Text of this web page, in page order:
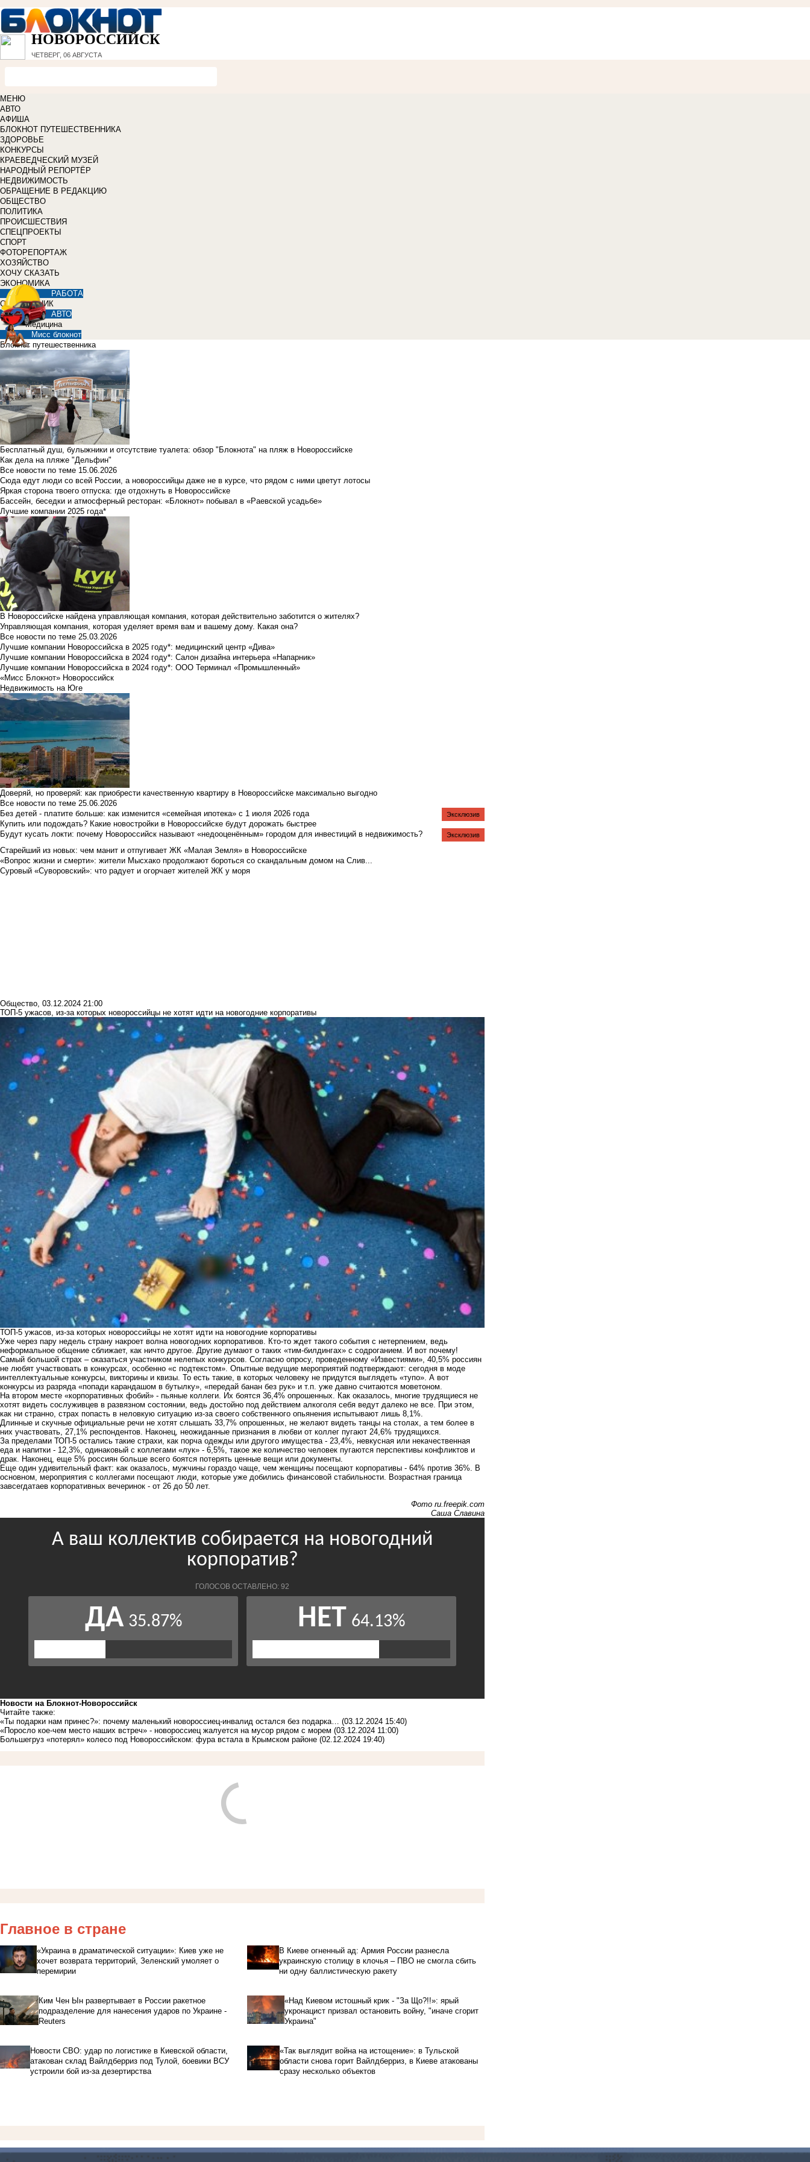
НОВОРОССИЙСК
ЧЕТВЕРГ, 06 АВГУСТА
МЕНЮ
АВТО
АФИША
БЛОКНОТ ПУТЕШЕСТВЕННИКА
ЗДОРОВЬЕ
КОНКУРСЫ
КРАЕВЕДЧЕСКИЙ МУЗЕЙ
НАРОДНЫЙ РЕПОРТЁР
НЕДВИЖИМОСТЬ
ОБРАЩЕНИЕ В РЕДАКЦИЮ
ОБЩЕСТВО
ПОЛИТИКА
ПРОИСШЕСТВИЯ
СПЕЦПРОЕКТЫ
СПОРТ
ФОТОРЕПОРТАЖ
ХОЗЯЙСТВО
ХОЧУ СКАЗАТЬ
ЭКОНОМИКА
РАБОТА
СПРАВОЧНИК
АВТО
Медицина
Мисс блокнот
Блокнот путешественника
Бесплатный душ, булыжники и отсутствие туалета: обзор "Блокнота" на пляж в Новороссийске
Как дела на пляже "Дельфин"
Все новости по теме 15.06.2026
Сюда едут люди со всей России, а новороссийцы даже не в курсе, что рядом с ними цветут лотосы
Яркая сторона твоего отпуска: где отдохнуть в Новороссийске
Бассейн, беседки и атмосферный ресторан: «Блокнот» побывал в «Раевской усадьбе»
Лучшие компании 2025 года*
В Новороссийске найдена управляющая компания, которая действительно заботится о жителях?
Управляющая компания, которая уделяет время вам и вашему дому. Какая она?
Все новости по теме 25.03.2026
Лучшие компании Новороссийска в 2025 году*: медицинский центр «Дива»
Лучшие компании Новороссийска в 2024 году*: Салон дизайна интерьера «Напарник»
Лучшие компании Новороссийска в 2024 году*: ООО Терминал «Промышленный»
«Мисс Блокнот» Новороссийск
Недвижимость на Юге
Доверяй, но проверяй: как приобрести качественную квартиру в Новороссийске максимально выгодно
Все новости по теме 25.06.2026
Без детей - платите больше: как изменится «семейная ипотека» с 1 июля 2026 года
Купить или подождать? Какие новостройки в Новороссийске будут дорожать быстрее
Будут кусать локти: почему Новороссийск называют «недооценённым» городом для инвестиций в недвижимость?
Старейший из новых: чем манит и отпугивает ЖК «Малая Земля» в Новороссийске
Эксклюзив
«Вопрос жизни и смерти»: жители Мысхако продолжают бороться со скандальным домом на Слив...
Суровый «Суворовский»: что радует и огорчает жителей ЖК у моря
Эксклюзив
Общество, 03.12.2024 21:00
ТОП-5 ужасов, из-за которых новороссийцы не хотят идти на новогодние корпоративы
ТОП-5 ужасов, из-за которых новороссийцы не хотят идти на новогодние корпоративы
Уже через пару недель страну накроет волна новогодних корпоративов. Кто-то ждет такого события с нетерпением, ведь
неформальное общение сближает, как ничто другое. Другие думают о таких «тим-билдингах» с содроганием. И вот почему!
Самый большой страх – оказаться участником нелепых конкурсов. Согласно опросу, проведенному «Известиями», 40,5% россиян
не любят участвовать в конкурсах, особенно «с подтекстом». Опытные ведущие мероприятий подтверждают: сегодня в моде
интеллектуальные конкурсы, викторины и квизы. То есть такие, в которых человеку не придутся выглядеть «тупо». А вот
конкурсы из разряда «попади карандашом в бутылку», «передай банан без рук» и т.п. уже давно считаются моветоном.
На втором месте «корпоративных фобий» - пьяные коллеги. Их боятся 36,4% опрошенных. Как оказалось, многие трудящиеся не
хотят видеть сослуживцев в развязном состоянии, ведь достойно под действием алкоголя себя ведут далеко не все. При этом,
как ни странно, страх попасть в неловкую ситуацию из-за своего собственного опьянения испытывают лишь 8,1%.
Длинные и скучные официальные речи не хотят слышать 33,7% опрошенных, не желают видеть танцы на столах, а тем более в
них участвовать, 27,1% респондентов. Наконец, неожиданные признания в любви от коллег пугают 24,6% трудящихся.
За пределами ТОП-5 остались такие страхи, как порча одежды или другого имущества - 23,4%, невкусная или некачественная
еда и напитки - 12,3%, одинаковый с коллегами «лук» - 6,5%, такое же количество человек пугаются перспективы конфликтов и
драк. Наконец, еще 5% россиян больше всего боятся потерять ценные вещи или документы.
Еще один удивительный факт: как оказалось, мужчины гораздо чаще, чем женщины посещают корпоративы - 64% против 36%. В
основном, мероприятия с коллегами посещают люди, которые уже добились финансовой стабильности. Возрастная граница
завсегдатаев корпоративных вечеринок - от 26 до 50 лет.
Фото ru.freepik.com
Саша Славина
Новости на Блoкнoт-Новороссийск
Читайте также:
«Ты подарки нам принес?»: почему маленький новороссиец-инвалид остался без подарка…
(03.12.2024 15:40)
«Поросло кое-чем место наших встреч» - новороссиец жалуется на мусор рядом с морем (03.12.2024 11:00)
Большегруз «потерял» колесо под Новороссийском: фура встала в Крымском районе (02.12.2024 19:40)
Главное в стране
«Украина в драматической ситуации»: Киев уже не
хочет возврата территорий, Зеленский умоляет о
перемирии
В Киеве огненный ад: Армия России разнесла
украинскую столицу в клочья – ПВО не смогла сбить
ни одну баллистическую ракету
Ким Чен Ын развертывает в России ракетное
подразделение для нанесения ударов по Украине -
Reuters
«Над Киевом истошный крик - "За Що?!!»: ярый
укронацист призвал остановить войну, "иначе сгорит
Украина"
Новости СВО: удар по логистике в Киевской области,
атакован склад Вайлдберриз под Тулой, боевики ВСУ
устроили бой из-за дезертирства
«Так выглядит война на истощение»: в Тульской
области снова горит Вайлдберриз, в Киеве атакованы
сразу несколько объектов